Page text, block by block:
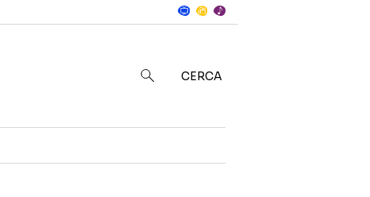
CERCA